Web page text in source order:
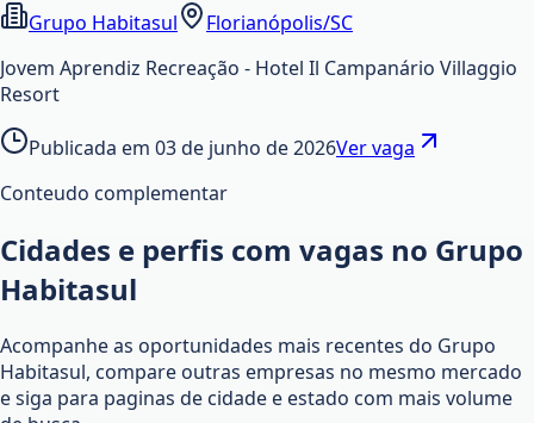
Grupo Habitasul
Florianópolis/SC
Jovem Aprendiz Recreação - Hotel Il Campanário Villaggio
Resort
Publicada em 03 de junho de 2026Ver vaga
Conteudo complementar
Cidades e perfis com vagas no Grupo
Habitasul
Acompanhe as oportunidades mais recentes do Grupo
Habitasul, compare outras empresas no mesmo mercado
e siga para paginas de cidade e estado com mais volume